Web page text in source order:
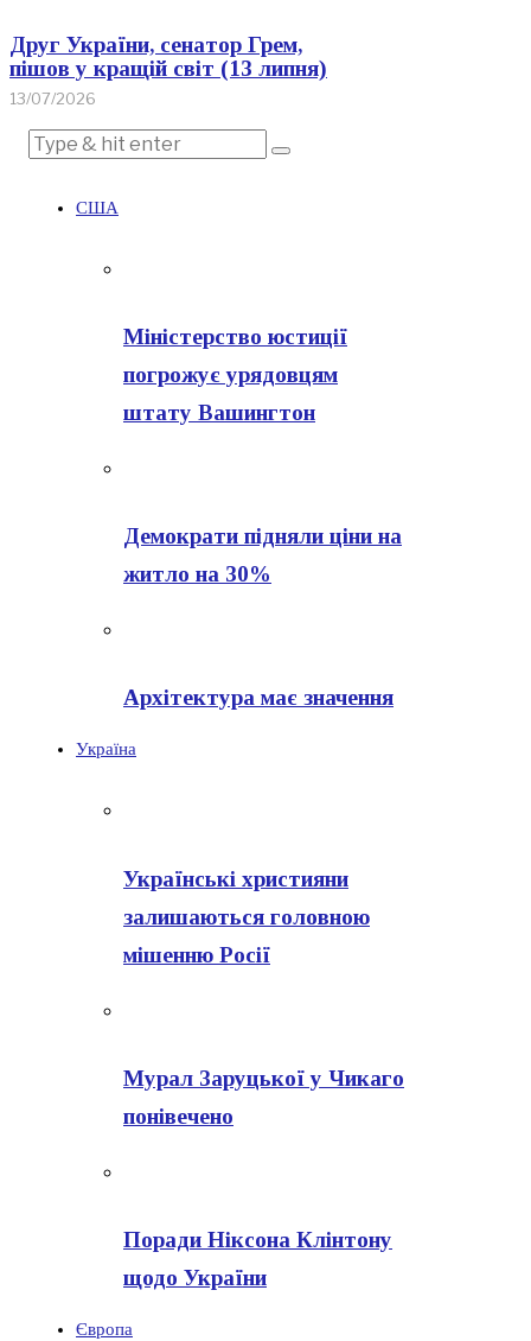
Друг України, сенатор Грем,
пішов у кращій світ (13 липня)
13/07/2026
США
Міністерство юстиції
погрожує урядовцям
штату Вашингтон
Демократи підняли ціни на
житло на 30%
Архітектура має значення
Україна
Українські християни
залишаються головною
мішенню Росії
Мурал Заруцької у Чикаго
понівечено
Поради Ніксона Клінтону
щодо України
Європа